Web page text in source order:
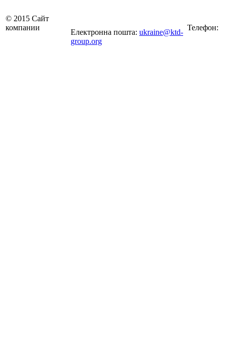
© 2015 Сайт
компании
Електронна пошта: ukraine@ktd-
group.org
Телефон: